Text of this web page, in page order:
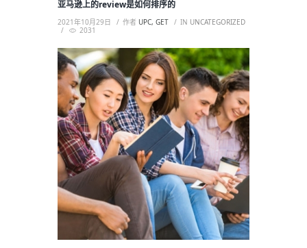
亚马逊上的review是如何排序的
2021年10月29日 作者 UPC, GET IN UNCATEGORIZED
2031